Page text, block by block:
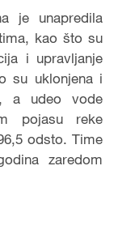
je unapredila
kao što su
i upravljanje
su uklonjena i
a udeo vode
pojasu reke
odsto. Time
zaredom